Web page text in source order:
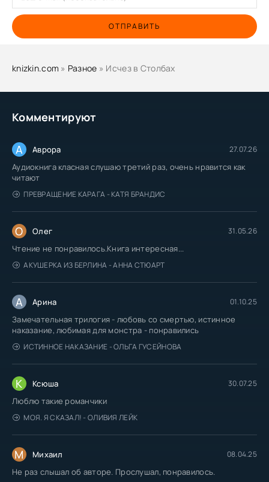
Комментируют
А Аврора 27.07.26
Аудиокнига класная слушаю третий раз, очень нравится как
читают
ПРЕВРАЩЕНИЕ КАРАГА - КАТЯ БРАНДИС
О Олег 31.05.26
Чтение не понравилось.Книга интересная...
АКУШЕРКА ИЗ БЕРЛИНА - АННА СТЮАРТ
А Арина 01.10.25
Замечательная трилогия - любовь со смертью, истинное
наказание, любимая для монстра - понравились
ИСТИННОЕ НАКАЗАНИЕ - ОЛЬГА ГУСЕЙНОВА
К Ксюша 30.07.25
Люблю такие романчики
МОЯ. Я СКАЗАЛ! - ОЛИВИЯ ЛЕЙК
М Михаил 08.04.25
Не раз слышал об авторе. Прослушал, понравилось.
ОТПРАВИТЬ
knizkin.com » Разное » Исчез в Столбах